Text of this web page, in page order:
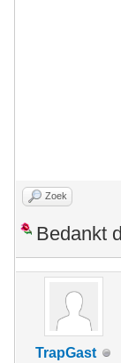
Zoek
Bedankt
TrapGast